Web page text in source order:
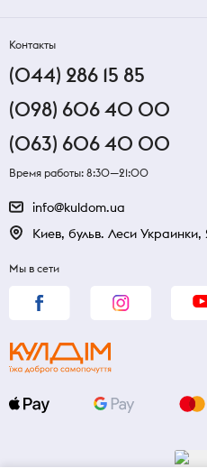
Контакты
(044) 286 15 85
(098) 606 40 00
(063) 606 40 00
Время работы: 8:30—21:00
info@kuldom.ua
Киев, бульв. Леси
Мы в сети